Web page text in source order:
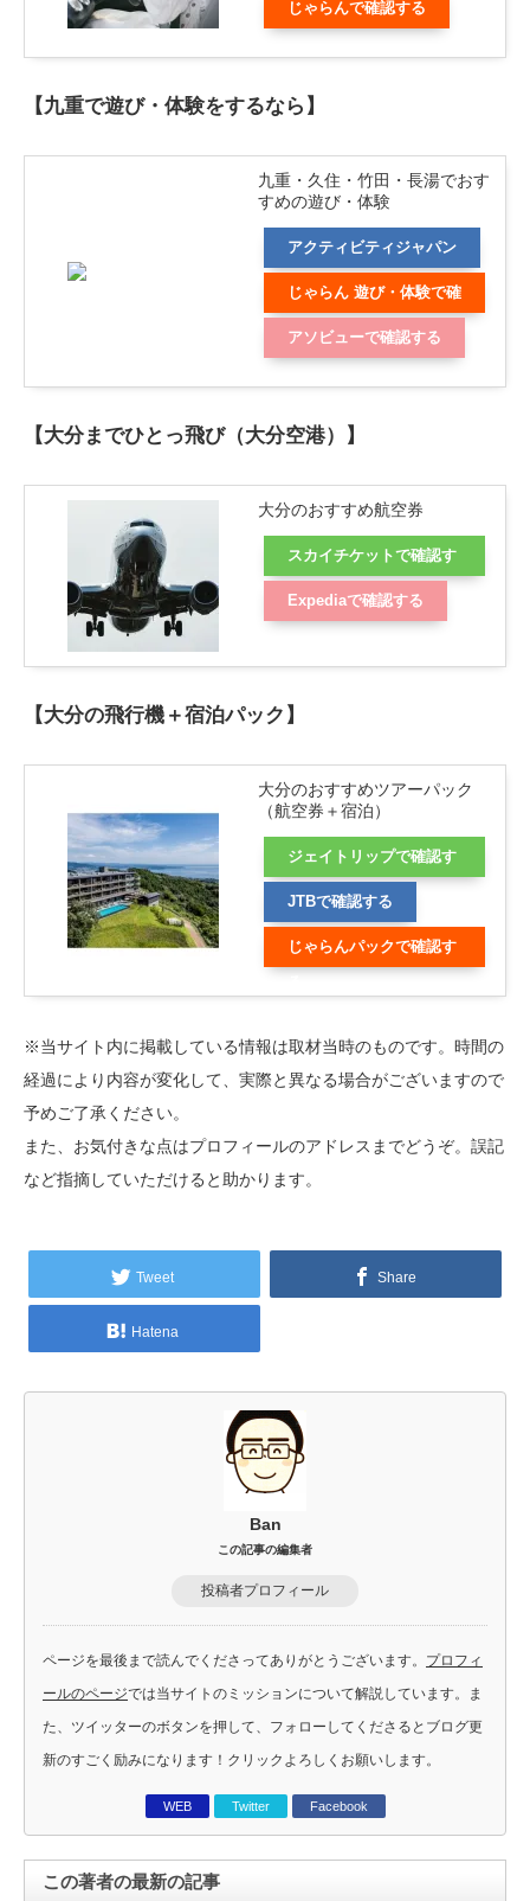
じゃらんで確認する
【九重で遊び・体験をするなら】
九重・久住・竹田・長湯でおす
すめの遊び・体験
アクティビティジャパン
じゃらん 遊び・体験で確
認する
アソビューで確認する
【大分までひとっ飛び（大分空港）】
大分のおすすめ航空券
スカイチケットで確認す
る
Expediaで確認する
【大分の飛行機＋宿泊パック】
大分のおすすめツアーパック
（航空券＋宿泊）
ジェイトリップで確認す
る
JTBで確認する
じゃらんパックで確認す
※当サイト内に掲載している情報は取材当時のものです。時間の
経過により内容が変化して、実際と異なる場合がございますので
予めご了承ください。
また、お気付きな点はプロフィールのアドレスまでどうぞ。誤記
など指摘していただけると助かります。
Tweet Share
Hatena
Ban
この記事の編集者
投稿者プロフィール
ページを最後まで読んでくださってありがとうございます。 プロフィ
ールのページでは当サイトのミッションについて解説しています。ま
た、ツイッターのボタンを押して、フォローしてくださるとブログ更
新のすごく励みになります！クリックよろしくお願いします。
WEB Twitter Facebook
この著者の最新の記事